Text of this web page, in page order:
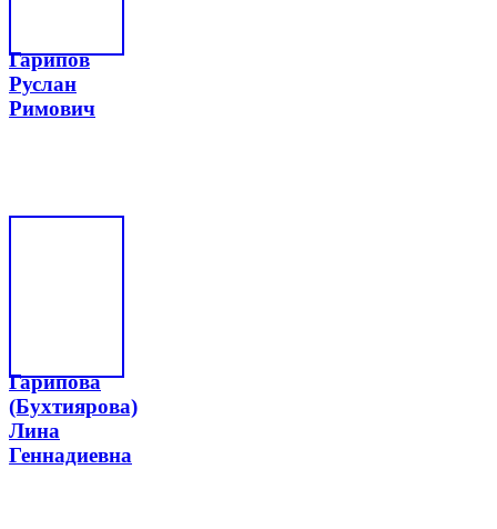
Гарипов
Руслан
Римович
Гарипова
(Бухтиярова)
Лина
Геннадиевна